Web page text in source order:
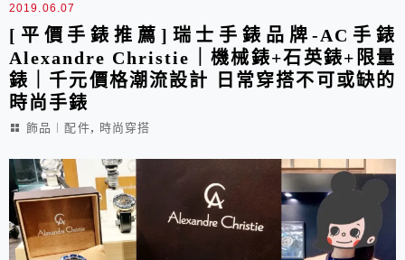
2019.06.07
[平價手錶推薦]瑞士手錶品牌-AC手錶
Alexandre Christie｜機械錶+石英錶+限量
錶｜千元價格潮流設計 日常穿搭不可或缺的
時尚手錶
飾品︱配件, 時尚穿搭